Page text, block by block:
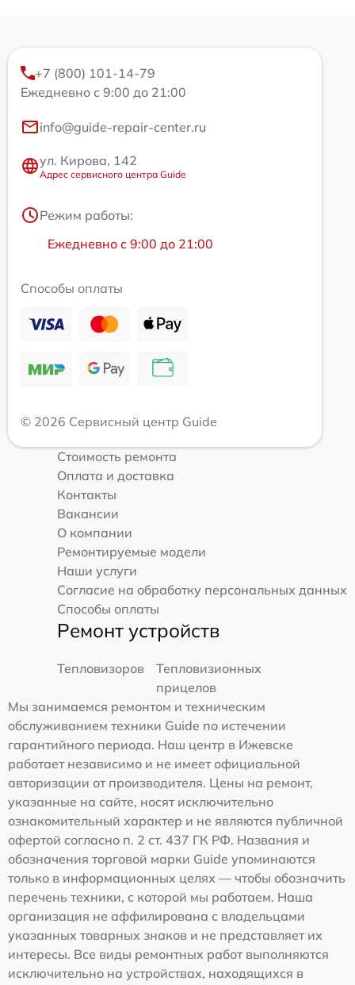
+7 (800) 101-14-79
Ежедневно с 9:00 до 21:00
info@guide-repair-center.ru
ул. Кирова, 142
Адрес сервисного центра Guide
Режим работы:
Ежедневно с 9:00 до 21:00
Способы оплаты
© 2026 Сервисный центр Guide
Стоимость ремонта
Оплата и доставка
Контакты
Вакансии
О компании
Ремонтируемые модели
Наши услуги
Согласие на обработку персональных данных
Способы оплаты
Ремонт устройств
Тепловизоров
Тепловизионных
прицелов
Мы занимаемся ремонтом и техническим
обслуживанием техники Guide по истечении
гарантийного периода. Наш центр в Ижевске
работает независимо и не имеет официальной
авторизации от производителя. Цены на ремонт,
указанные на сайте, носят исключительно
ознакомительный характер и не являются публичной
офертой согласно п. 2 ст. 437 ГК РФ. Названия и
обозначения торговой марки Guide упоминаются
только в информационных целях — чтобы обозначить
перечень техники, с которой мы работаем. Наша
организация не аффилирована с владельцами
указанных товарных знаков и не представляет их
интересы. Все виды ремонтных работ выполняются
исключительно на устройствах, находящихся в